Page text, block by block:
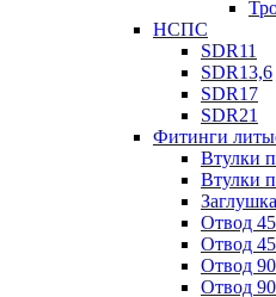
НСПС
SDR11
SDR13,6
SDR17
SDR21
Фитинги
Втулки
Втулки
Отвод
Отвод
Отвод
Отвод